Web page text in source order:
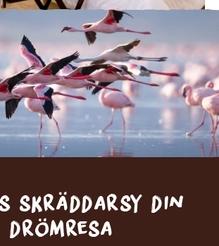
skräddarsy din
drömresa